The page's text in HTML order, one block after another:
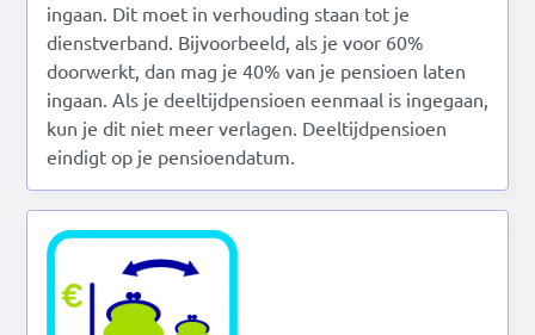
ingaan. Dit moet in verhouding staan tot je
dienstverband. Bijvoorbeeld, als je voor 60%
doorwerkt, dan mag je 40% van je pensioen laten
ingaan. Als je deeltijdpensioen eenmaal is ingegaan,
kun je dit niet meer verlagen. Deeltijdpensioen
eindigt op je pensioendatum.